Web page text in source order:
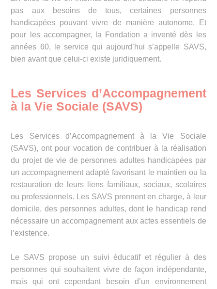
pas aux besoins de tous, certaines personnes
handicapées pouvant vivre de manière autonome. Et
pour les accompagner, la Fondation a inventé dès les
années 60, le service qui aujourd’hui s’appelle SAVS,
bien avant que celui-ci existe juridiquement.
Les Services d’Accompagnement
à la Vie Sociale (SAVS)
Les Services d’Accompagnement à la Vie Sociale
(SAVS), ont pour vocation de contribuer à la réalisation
du projet de vie de personnes adultes handicapées par
un accompagnement adapté favorisant le maintien ou la
restauration de leurs liens familiaux, sociaux, scolaires
ou professionnels. Les SAVS prennent en charge, à leur
domicile, des personnes adultes, dont le handicap rend
nécessaire un accompagnement aux actes essentiels de
l’existence.
Le SAVS propose un suivi éducatif et régulier à des
personnes qui souhaitent vivre de façon indépendante,
mais qui ont cependant besoin d’un environnement